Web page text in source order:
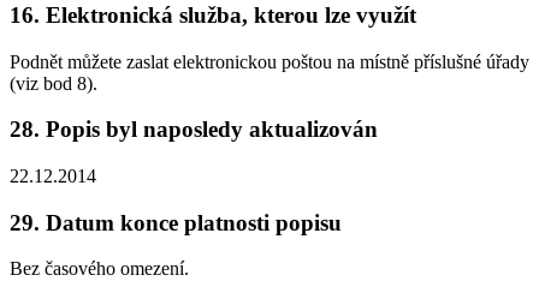
16. Elektronická služba, kterou lze využít
Podnět můžete zaslat elektronickou poštou na místně příslušné úřady
(viz bod 8).
28. Popis byl naposledy aktualizován
22.12.2014
29. Datum konce platnosti popisu
Bez časového omezení.